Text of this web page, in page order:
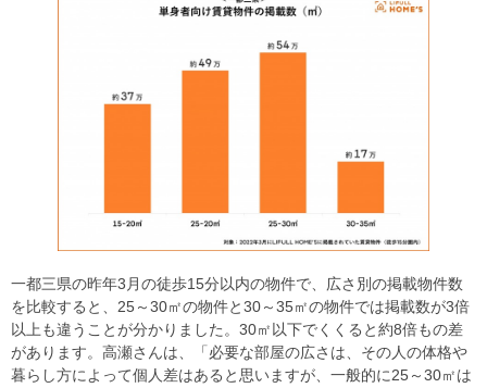
一都三県の昨年3月の徒歩15分以内の物件で、広さ別の掲載物件数
を比較すると、25～30㎡の物件と30～35㎡の物件では掲載数が3倍
以上も違うことが分かりました。30㎡以下でくくると約8倍もの差
があります。高瀬さんは、「必要な部屋の広さは、その人の体格や
暮らし方によって個人差はあると思いますが、一般的に25～30㎡は